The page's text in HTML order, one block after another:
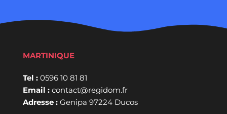
MARTINIQUE
Tel : 0596 10 81 81
Email : contact@regidom.fr
Adresse : Genipa 97224 Ducos